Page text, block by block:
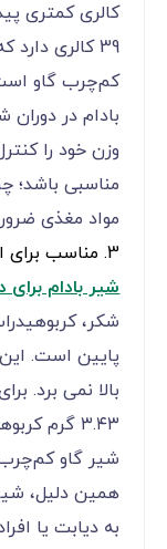
کالری کمتری
39 کالری
کم‌چرب گاو
بادام در
وزن خود را
مناسبی باشد؛
مواد مغذی
3. مناسب برای افراد مبتلا به دیابت
شیر بادام برای
شکر،
پایین است.
بالا نمی ‌برد.
۳.۴۳ گرم
همین دلیل، شیر
به دیابت یا